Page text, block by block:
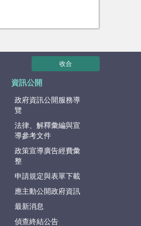
收合
資訊公開
政府資訊公開服務導
覽
法律、解釋彙編與宣
導參考文件
政策宣導廣告經費彙
整
申請規定與表單下載
應主動公開政府資訊
最新消息
偵查終結公告